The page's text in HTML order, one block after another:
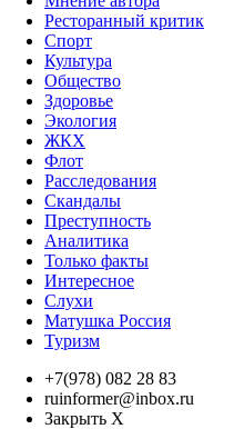
Ресторанный критик
Спорт
Культура
Общество
Здоровье
Экология
ЖКХ
Флот
Расследования
Скандалы
Преступность
Аналитика
Только факты
Интересное
Слухи
Матушка Россия
Туризм
+7(978) 082 28 83
ruinformer@inbox.ru
Закрыть Х